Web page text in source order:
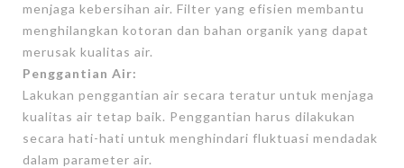
menjaga kebersihan air. Filter yang efisien membantu
menghilangkan kotoran dan bahan organik yang dapat
merusak kualitas air.
Penggantian Air:
Lakukan penggantian air secara teratur untuk menjaga
kualitas air tetap baik. Penggantian harus dilakukan
secara hati-hati untuk menghindari fluktuasi mendadak
dalam parameter air.